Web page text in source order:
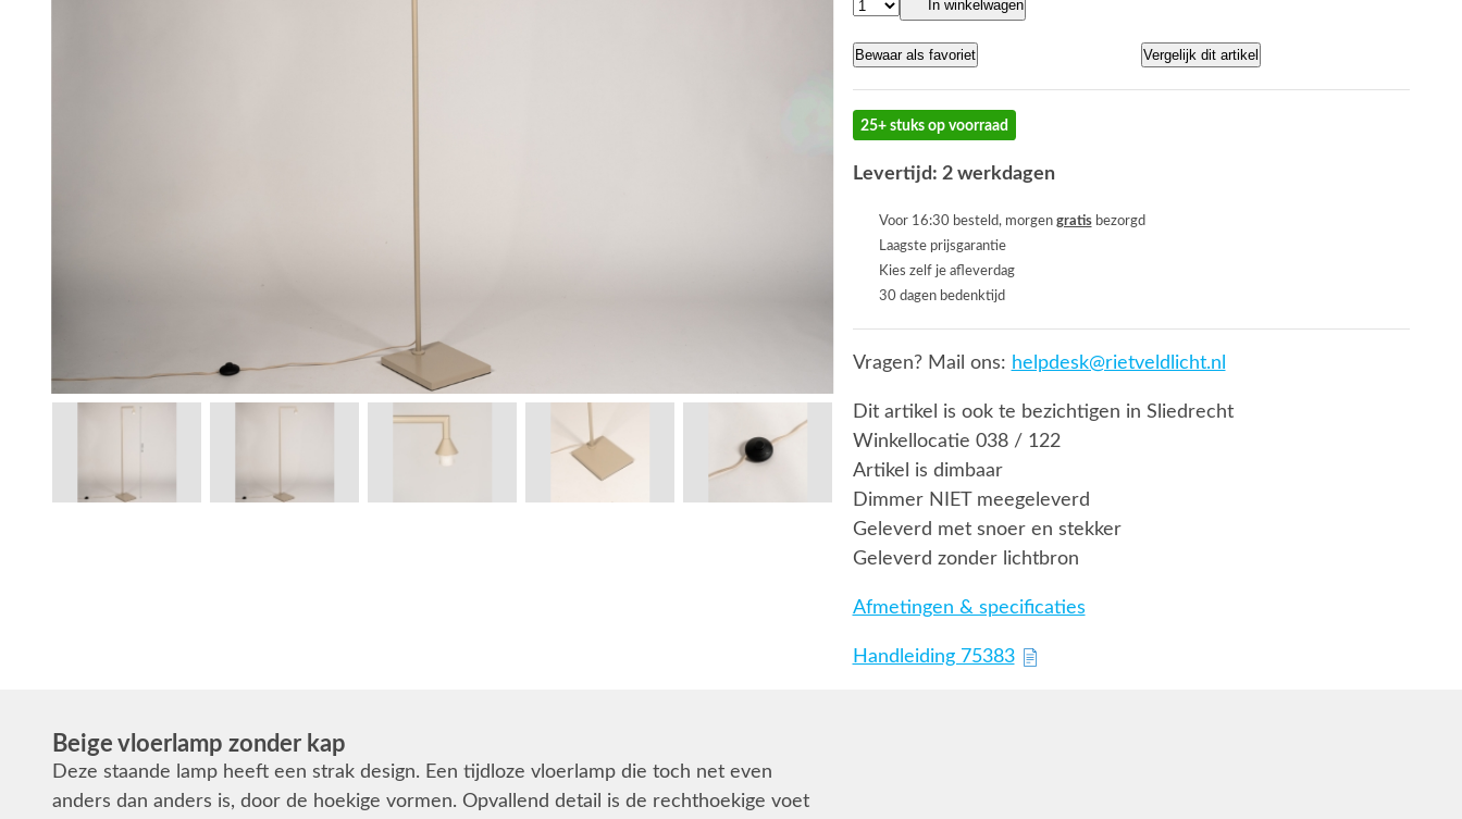
In winkelwagen
Bewaar als favoriet Vergelijk dit artikel
25+ stuks op voorraad
Levertijd: 2 werkdagen
Voor 16:30 besteld, morgen gratisbezorgd
Laagste prijsgarantie
Kies zelf je afleverdag
30 dagen bedenktijd
Vragen? Mail ons: helpdesk@rietveldlicht.nl
Dit artikel is ook te bezichtigen in Sliedrecht
Winkellocatie 038 / 122
Artikel is dimbaar
Dimmer NIET meegeleverd
Geleverd met snoer en stekker
Geleverd zonder lichtbron
Afmetingen & specificaties
Handleiding 75383
Beige vloerlamp zonder kap
Deze staande lamp heeft een strak design. Een tijdloze vloerlamp die toch net even
anders dan anders is, door de hoekige vormen. Opvallend detail is de rechthoekige voet